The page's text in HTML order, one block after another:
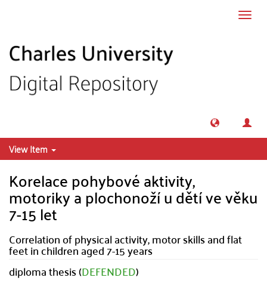
View Item
Korelace pohybové aktivity,
motoriky a plochonoží u dětí ve věku
7-15 let
Correlation of physical activity, motor skills and flat
feet in children aged 7-15 years
diploma thesis (DEFENDED)